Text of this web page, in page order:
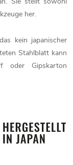
her.
kein japanischer
Stahlblatt kann
oder Gipskarton